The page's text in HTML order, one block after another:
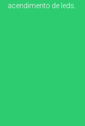
acendimento de leds.